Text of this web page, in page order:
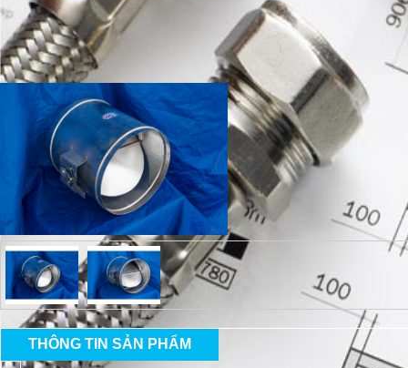
THÔNG TIN SẢN PHẨM